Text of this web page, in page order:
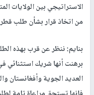
الاستراتيجي بين الولايات
من اتخاذ قرار بشأن طلب
بنايم: ننظر عن قرب بهذه
برهنت أنها شريك استثنائي
العديد الجوية وأفغانستان